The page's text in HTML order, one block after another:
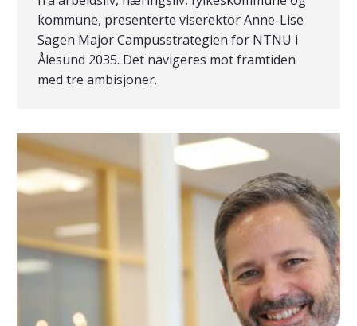
kommune, presenterte viserektor Anne-Lise
Sagen Major Campusstrategien for NTNU i
Ålesund 2035. Det navigeres mot framtiden
med tre ambisjoner.